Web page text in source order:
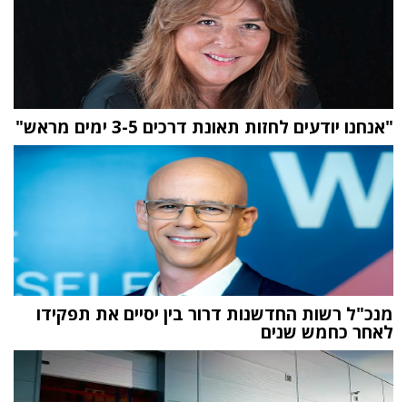
"אנחנו יודעים לחזות תאונת דרכים 3-5 ימים מראש"
מנכ"ל רשות החדשנות דרור בין יסיים את תפקידו
לאחר כחמש שנים